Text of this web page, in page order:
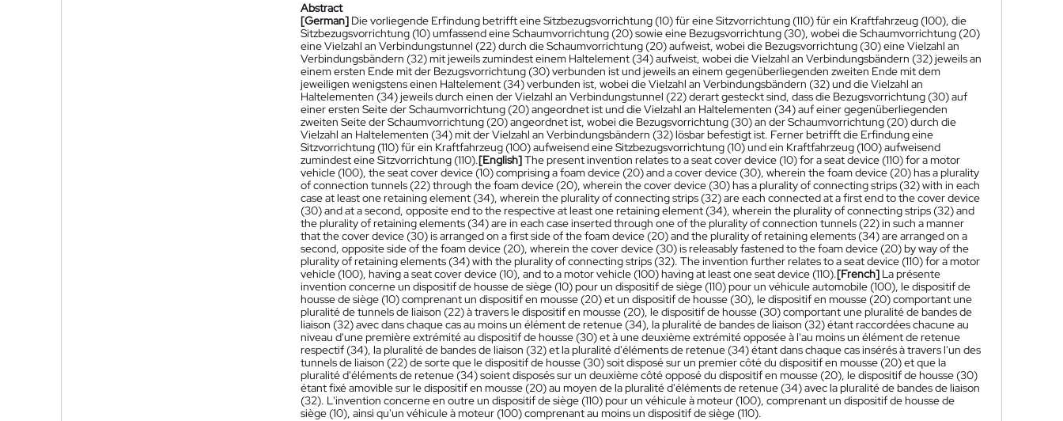
Abstract
[German] Die vorliegende Erfindung betrifft eine Sitzbezugsvorrichtung (10) für eine Sitzvorrichtung (110) für ein Kraftfahrzeug (100), die
Sitzbezugsvorrichtung (10) umfassend eine Schaumvorrichtung (20) sowie eine Bezugsvorrichtung (30), wobei die Schaumvorrichtung (20)
eine Vielzahl an Verbindungstunnel (22) durch die Schaumvorrichtung (20) aufweist, wobei die Bezugsvorrichtung (30) eine Vielzahl an
Verbindungsbändern (32) mit jeweils zumindest einem Haltelement (34) aufweist, wobei die Vielzahl an Verbindungsbändern (32) jeweils an
einem ersten Ende mit der Bezugsvorrichtung (30) verbunden ist und jeweils an einem gegenüberliegenden zweiten Ende mit dem
jeweiligen wenigstens einen Haltelement (34) verbunden ist, wobei die Vielzahl an Verbindungsbändern (32) und die Vielzahl an
Haltelementen (34) jeweils durch einen der Vielzahl an Verbindungstunnel (22) derart gesteckt sind, dass die Bezugsvorrichtung (30) auf
einer ersten Seite der Schaumvorrichtung (20) angeordnet ist und die Vielzahl an Haltelementen (34) auf einer gegenüberliegenden
zweiten Seite der Schaumvorrichtung (20) angeordnet ist, wobei die Bezugsvorrichtung (30) an der Schaumvorrichtung (20) durch die
Vielzahl an Haltelementen (34) mit der Vielzahl an Verbindungsbändern (32) lösbar befestigt ist. Ferner betrifft die Erfindung eine
Sitzvorrichtung (110) für ein Kraftfahrzeug (100) aufweisend eine Sitzbezugsvorrichtung (10) und ein Kraftfahrzeug (100) aufweisend
zumindest eine Sitzvorrichtung (110).[English]The present invention relates to a seat cover device (10) for a seat device (110) for a motor
vehicle (100), the seat cover device (10) comprising a foam device (20) and a cover device (30), wherein the foam device (20) has a plurality
of connection tunnels (22) through the foam device (20), wherein the cover device (30) has a plurality of connecting strips (32) with in each
case at least one retaining element (34), wherein the plurality of connecting strips (32) are each connected at a first end to the cover device
(30) and at a second, opposite end to the respective at least one retaining element (34), wherein the plurality of connecting strips (32) and
the plurality of retaining elements (34) are in each case inserted through one of the plurality of connection tunnels (22) in such a manner
that the cover device (30) is arranged on a first side of the foam device (20) and the plurality of retaining elements (34) are arranged on a
second, opposite side of the foam device (20), wherein the cover device (30) is releasably fastened to the foam device (20) by way of the
plurality of retaining elements (34) with the plurality of connecting strips (32). The invention further relates to a seat device (110) for a motor
vehicle (100), having a seat cover device (10), and to a motor vehicle (100) having at least one seat device (110).[French] La présente
invention concerne un dispositif de housse de siège (10) pour un dispositif de siège (110) pour un véhicule automobile (100), le dispositif de
housse de siège (10) comprenant un dispositif en mousse (20) et un dispositif de housse (30), le dispositif en mousse (20) comportant une
pluralité de tunnels de liaison (22) à travers le dispositif en mousse (20), le dispositif de housse (30) comportant une pluralité de bandes de
liaison (32) avec dans chaque cas au moins un élément de retenue (34), la pluralité de bandes de liaison (32) étant raccordées chacune au
niveau d'une première extrémité au dispositif de housse (30) et à une deuxième extrémité opposée à l'au moins un élément de retenue
respectif (34), la pluralité de bandes de liaison (32) et la pluralité d'éléments de retenue (34) étant dans chaque cas insérés à travers l'un des
tunnels de liaison (22) de sorte que le dispositif de housse (30) soit disposé sur un premier côté du dispositif en mousse (20) et que la
pluralité d'éléments de retenue (34) soient disposés sur un deuxième côté opposé du dispositif en mousse (20), le dispositif de housse (30)
étant fixé amovible sur le dispositif en mousse (20) au moyen de la pluralité d'éléments de retenue (34) avec la pluralité de bandes de liaison
(32). L'invention concerne en outre un dispositif de siège (110) pour un véhicule à moteur (100), comprenant un dispositif de housse de
siège (10), ainsi qu'un véhicule à moteur (100) comprenant au moins un dispositif de siège (110).